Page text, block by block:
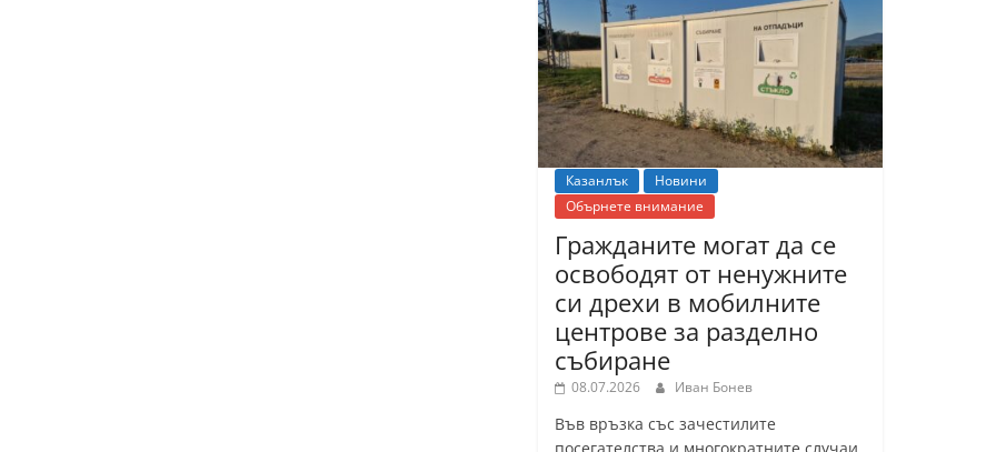
Казанлък
Новини
Обърнете внимание
Гражданите могат да се
освободят от ненужните
си дрехи в мобилните
центрове за разделно
събиране
08.07.2026 Иван Бонев
Във връзка със зачестилите